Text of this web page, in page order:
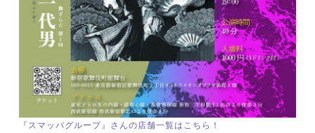
『スマッパグループ』さんの店舗一覧はこちら！